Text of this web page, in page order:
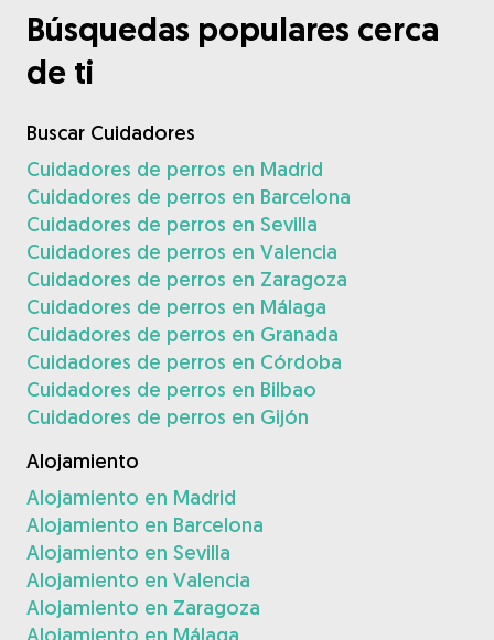
Búsquedas populares cerca
de ti
Buscar Cuidadores
Cuidadores de perros en Madrid
Cuidadores de perros en Barcelona
Cuidadores de perros en Sevilla
Cuidadores de perros en Valencia
Cuidadores de perros en Zaragoza
Cuidadores de perros en Málaga
Cuidadores de perros en Granada
Cuidadores de perros en Córdoba
Cuidadores de perros en Bilbao
Cuidadores de perros en Gijón
Alojamiento
Alojamiento en Madrid
Alojamiento en Barcelona
Alojamiento en Sevilla
Alojamiento en Valencia
Alojamiento en Zaragoza